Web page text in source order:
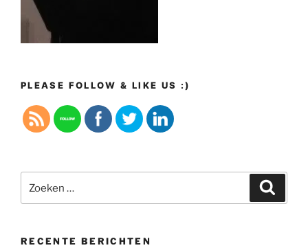
PLEASE FOLLOW & LIKE US :)
naar:
RECENTE BERICHTEN